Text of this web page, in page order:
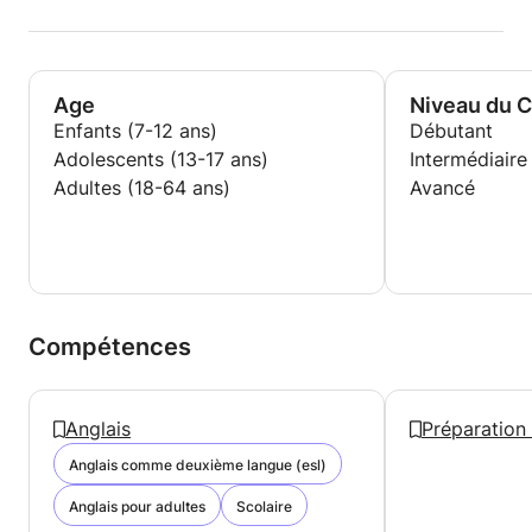
situations pratiques
🔹 Que vous souhaitiez améliorer votre anglais
général, professionnel ou préparer un examen, je
vous guiderai avec une approche efficace et
motivante.
Age
Enfants (7-12 ans)
Adolescents (13-17 ans)
Adultes (18-64 ans)
Niveau du
Débutant
Intermédiaire
Avancé
Compétences
Anglais
Anglais comme deuxième langue (esl)
Anglais pour adultes Scolaire